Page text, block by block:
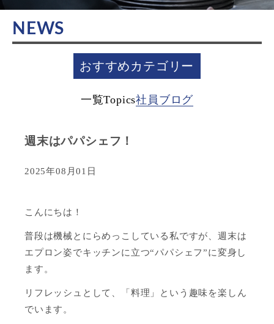
NEWS
おすすめカテゴリー
一覧Topics社員ブログ
週末はパパシェフ！
2025年08月01日
こんにちは！
普段は機械とにらめっこしている私ですが、週末は
エプロン姿でキッチンに立つ“パパシェフ”に変身し
ます。
リフレッシュとして、「料理」という趣味を楽しん
でいます。